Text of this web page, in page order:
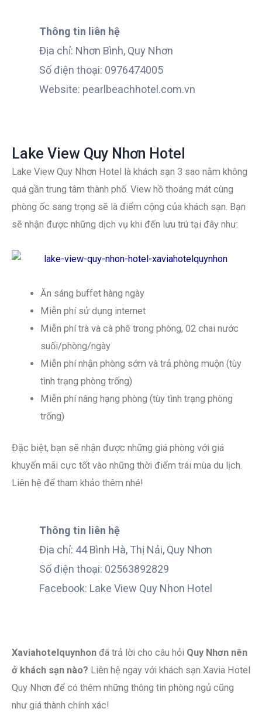
Thông tin liên hệ
Địa chỉ: Nhơn Bình, Quy Nhơn
Số điện thoại: 0976474005
Website: pearlbeachhotel.com.vn
Lake View Quy Nhơn Hotel
Lake View Quy Nhơn Hotel là khách sạn 3 sao nằm không
quá gần trung tâm thành phố. View hồ thoáng mát cùng
phòng ốc sang trọng sẽ là điểm cộng của khách sạn. Bạn
sẽ nhận được những dịch vụ khi đến lưu trú tại đây như:
Ăn sáng buffet hàng ngày
Miễn phí sử dụng internet
Miễn phí trà và cà phê trong phòng, 02 chai nước
suối/phòng/ngày
Miễn phí nhận phòng sớm và trả phòng muộn (tùy
tình trạng phòng trống)
Miễn phí nâng hạng phòng (tùy tình trạng phòng
trống)
Đặc biệt, bạn sẽ nhận được những giá phòng với giá
khuyến mãi cực tốt vào những thời điểm trái mùa du lịch.
Liên hệ để tham khảo thêm nhé!
Thông tin liên hệ
Địa chỉ: 44 Bình Hà, Thị Nải, Quy Nhơn
Số điện thoại: 02563892829
Facebook: Lake View Quy Nhon Hotel
Xaviahotelquynhon đã trả lời cho câu hỏi Quy Nhơn nên
ở khách sạn nào? Liên hệ ngay với khách sạn Xavia Hotel
Quy Nhơn để có thêm những thông tin phòng ngủ cũng
như giá thành chính xác!